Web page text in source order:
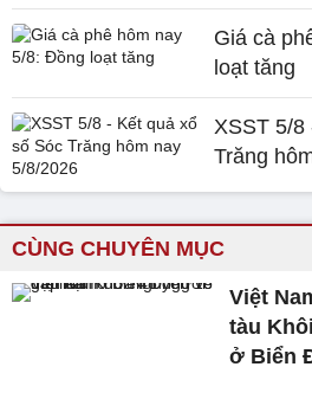
Giá cà
loạt tăng
XSST 5/8
Trăng
CÙNG CHUYÊN MỤC
Việt
tàu
ở Biển